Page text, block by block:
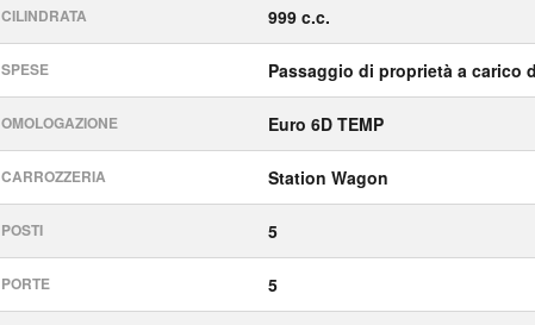
CILINDRATA 999 c.c.
SPESE Passaggio di proprietà a carico
OMOLOGAZIONE Euro 6D TEMP
CARROZZERIA Station Wagon
POSTI 5
PORTE 5